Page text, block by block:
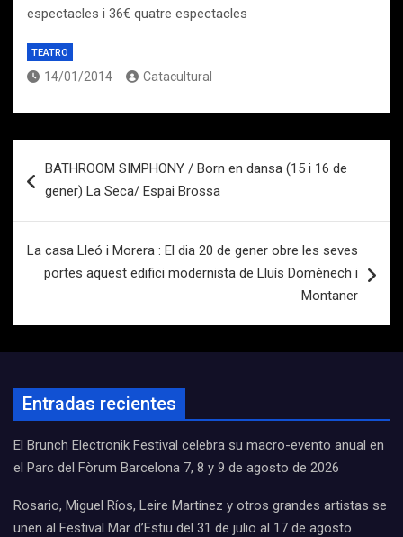
espectacles i 36€ quatre espectacles
TEATRO
14/01/2014 Catacultural
de
BATHROOM SIMPHONY / Born en dansa (15 i 16 de
gener) La Seca/ Espai Brossa
La casa Lleó i Morera : El dia 20 de gener obre les seves
portes aquest edifici modernista de Lluís Domènech i
Montaner
Entradas recientes
El Brunch Electronik Festival celebra su macro-evento anual en
el Parc del Fòrum Barcelona 7, 8 y 9 de agosto de 2026
Rosario, Miguel Ríos, Leire Martínez y otros grandes artistas se
unen al Festival Mar d’Estiu del 31 de julio al 17 de agosto